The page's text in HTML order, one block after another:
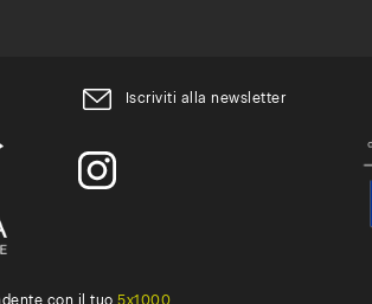
Iscriviti alla newsletter
con il tuo5x1000